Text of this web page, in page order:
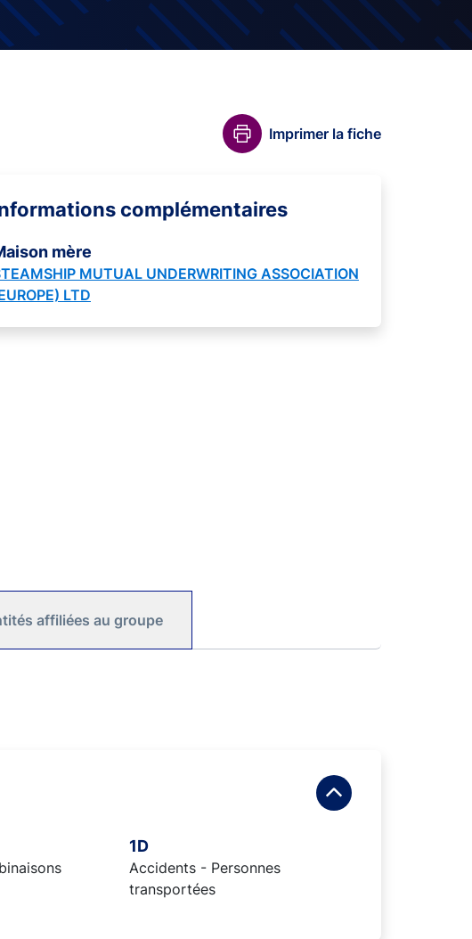
Imprimer la fiche
complémentaires
mère
MUTUAL UNDERWRITING ASSOCIATION
LTD
affiliées au groupe
1D
Accidents - Personnes
transportées